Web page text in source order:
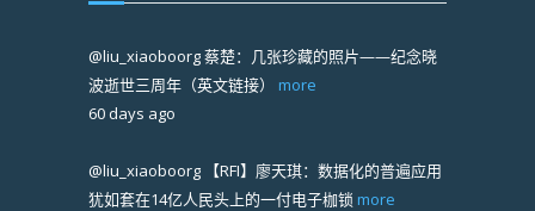
@liu_xiaoboorg蔡楚：几张珍藏的照片——纪念晓
波逝世三周年（英文链接） more
60 days ago
@liu_xiaoboorg 【RFI】廖天琪：数据化的普遍应用
犹如套在14亿人民头上的一付电子枷锁 more